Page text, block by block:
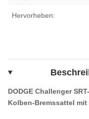
Hervorheben:
DODGE Challenger
Kolben-Bremssattel mit